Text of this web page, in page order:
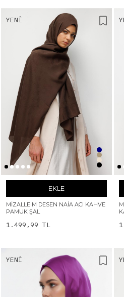
YENI
EKLE
MIZALLE M DESEN NAIA ACI KAHVE
PAMUK ŞAL
1.499,99 TL
YENI